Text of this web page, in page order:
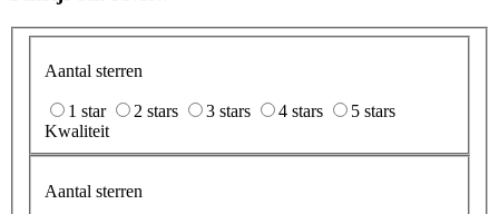
Aantal sterren
1 star 2 stars 3 stars 4 stars
5 stars
Kwaliteit
Aantal sterren